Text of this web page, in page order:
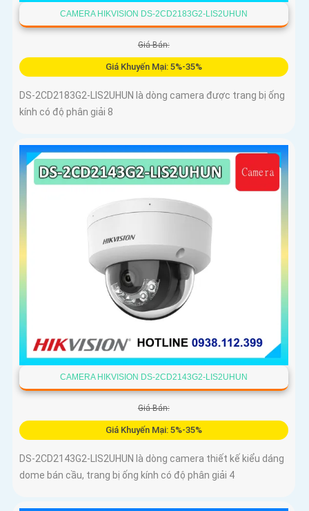
CAMERA HIKVISION DS-2CD2183G2-LIS2UHUN
Giá Bán:
Giá Khuyến Mại: 5%-35%
DS-2CD2183G2-LIS2UHUN là dòng camera được trang bị ống
kính có độ phân giải 8
CAMERA HIKVISION DS-2CD2143G2-LIS2UHUN
Giá Bán:
Giá Khuyến Mại: 5%-35%
DS-2CD2143G2-LIS2UHUN là dòng camera thiết kế kiểu dáng
dome bán cầu, trang bị ống kính có độ phân giải 4